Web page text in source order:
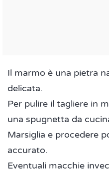
Il marmo è una pietra
delicata.
Per pulire il tagliere in
una spugnetta da
Marsiglia e procedere
accurato.
Eventuali macchie